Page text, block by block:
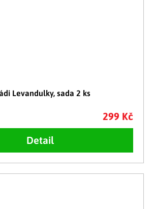
Levandulky, sada 2 ks
299 Kč
Detail